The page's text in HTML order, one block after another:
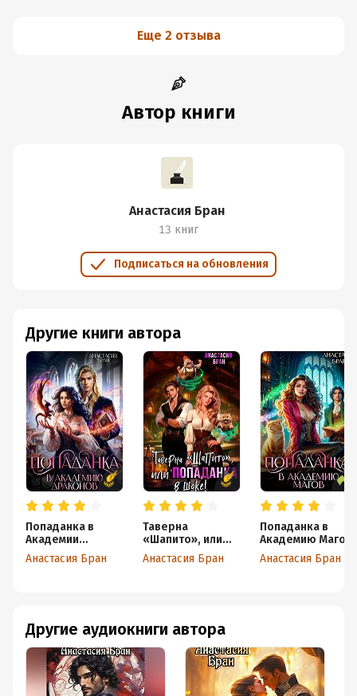
Еще 2 отзыва
Автор книги
Анастасия Бран
13 книг
Подписаться на обновления
Другие книги автора
Попаданка в
Академии
Драконов
Анастасия Бран
Таверна
«Шапито», или
Попаданка в
шоке!
Анастасия Бран
Попаданка в
Академию Магов
Анастасия Бран
Другие аудиокниги автора